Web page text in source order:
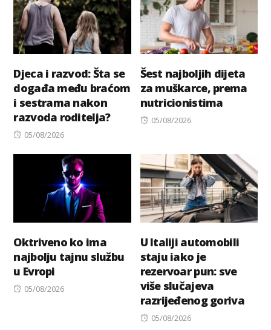
Djeca i razvod: Šta se
događa među braćom
i sestrama nakon
razvoda roditelja?
Posted
05/08/2026
Šest najboljih dijeta
za muškarce, prema
nutricionistima
Posted
05/08/2026
Oktriveno ko ima
najbolju tajnu službu
u Evropi
Posted
05/08/2026
U Italiji automobili
staju iako je
rezervoar pun: sve
više slučajeva
razrijeđenog goriva
Posted
05/08/2026